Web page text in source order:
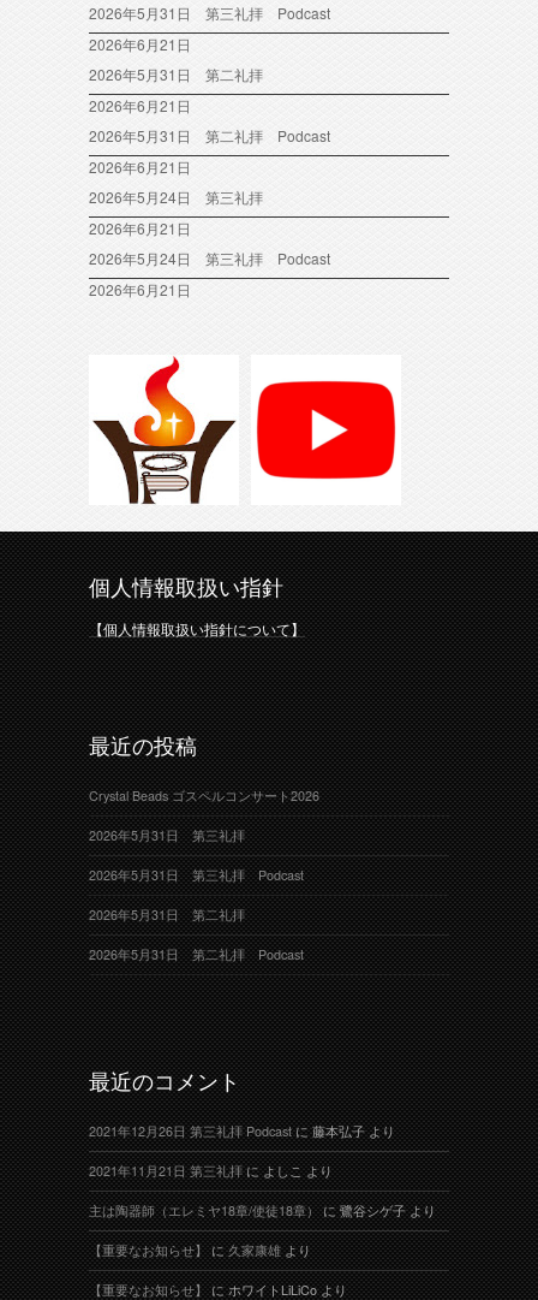
2026年5月31日 第三礼拝 Podcast
2026年6月21日
2026年5月31日 第二礼拝
2026年6月21日
2026年5月31日 第二礼拝 Podcast
2026年6月21日
2026年5月24日 第三礼拝
2026年6月21日
2026年5月24日 第三礼拝 Podcast
2026年6月21日
個人情報取扱い指針
【個人情報取扱い指針について】
最近の投稿
Crystal Beads ゴスペルコンサート2026
2026年5月31日 第三礼拝
2026年5月31日 第三礼拝 Podcast
2026年5月31日 第二礼拝
2026年5月31日 第二礼拝 Podcast
最近のコメント
2021年12月26日 第三礼拝 Podcastに藤本弘子より
2021年11月21日 第三礼拝によしこより
主は陶器師（エレミヤ18章/使徒18章）に鷺谷シゲ子より
【重要なお知らせ】に久家康雄より
【重要なお知らせ】にホワイトLiLiCoより